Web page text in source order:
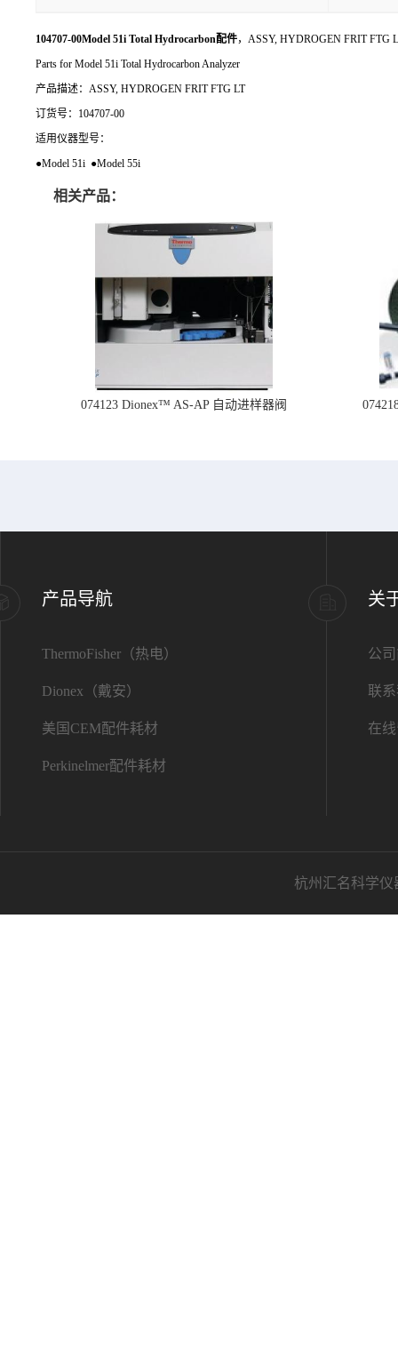
104707-00Model 51i Total Hydrocarbon配件，ASSY, HYDROGEN FRIT FTG
Parts for Model 51i Total Hydrocarbon Analyzer
产品描述：ASSY, HYDROGEN FRIT FTG LT
订货号：104707-00
适用仪器型号：
●Model 51i ●Model 55i
相关产品：
074123 Dionex™ AS-AP 自动进样器阀
产品导航
ThermoFisher（热电）
Dionex（戴安）
美国CEM配件耗材
Perkinelmer配件耗材
关
公
联
在
杭州汇名科学仪